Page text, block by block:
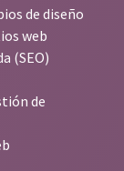
de diseño
web
(SEO)
de